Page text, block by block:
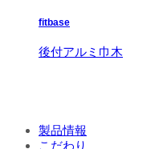
fitbase
後付アルミ巾木
製品情報
こだわり